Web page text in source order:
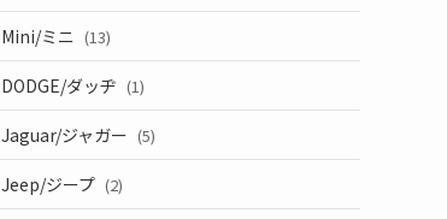
Mini/ミニ (13)
DODGE/ダッヂ (1)
Jaguar/ジャガー (5)
Jeep/ジープ (2)